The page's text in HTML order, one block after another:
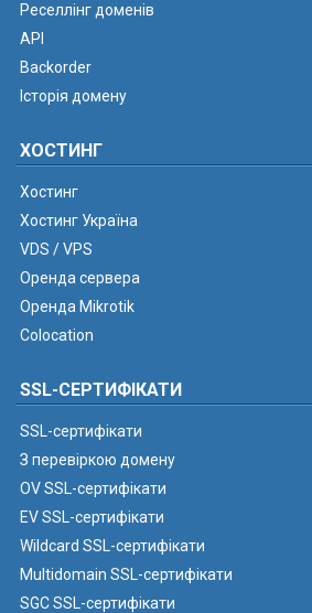
Реселлінг доменів
API
Backorder
Історія домену
ХОСТИНГ
Хостинг
Хостинг Україна
VDS / VPS
Оренда сервера
Оренда Mikrotik
Colocation
SSL-СЕРТИФІКАТИ
SSL-сертифікати
З перевіркою домену
OV SSL-сертифікати
EV SSL-сертифікати
Wildcard SSL-сертифікати
Multidomain SSL-сертифікати
SGC SSL-сертифікати